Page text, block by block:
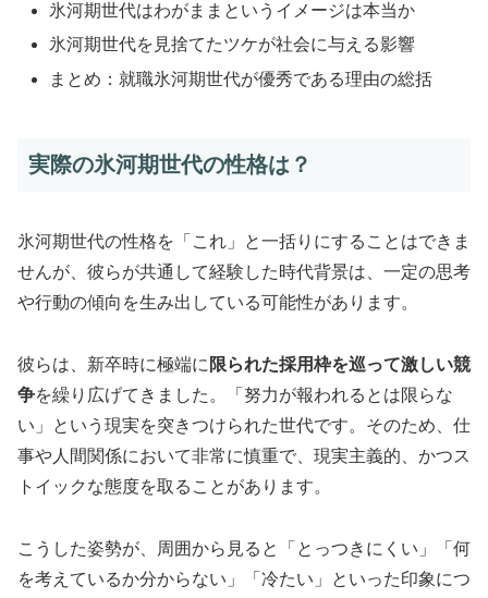
氷河期世代はわがままというイメージは本当か
氷河期世代を見捨てたツケが社会に与える影響
まとめ：就職氷河期世代が優秀である理由の総括
実際の氷河期世代の性格は？
氷河期世代の性格を「これ」と一括りにすることはできま
せんが、彼らが共通して経験した時代背景は、一定の思考
や行動の傾向を生み出している可能性があります。
彼らは、新卒時に極端に 限られた採用枠を巡って激しい競
争を繰り広げてきました。「努力が報われるとは限らな
い」という現実を突きつけられた世代です。そのため、仕
事や人間関係において非常に慎重で、現実主義的、かつス
トイックな態度を取ることがあります。
こうした姿勢が、周囲から見ると「とっつきにくい」「何
を考えているか分からない」「冷たい」といった印象につ